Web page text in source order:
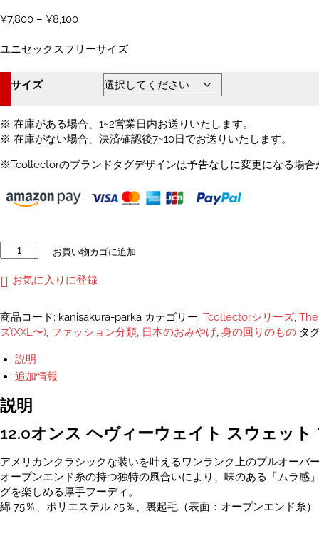
¥7,800 – ¥8,100価
帯:
¥8,100
ユニセックスフリーサイズ
サイズ
※ 在庫がある場合、1~2営業日内お送りいたします。
※ 在庫がない場合、決済確認後7~10日でお送りいたします。
※Tcollectorのブランドタグデザインは予告なしに変更になる場合
ニ
と
ら
12.0
ス
ヘ
ヴ
ィ
ー
ウ
ェ
イ
ト
お買い物カゴに追加
お気に入りに登録
商品コード: kanisakura-parka カテゴリー: Tcollectorシリーズ,
ズ(XXL〜), ファッション分類, 日本のおみやげ, 身の回りのもの タ
説明
追加情報
説明
12.0オンス ヘヴィーウェイト スウェッ
アメリカンクラシックな装いを叶えるワンランク上のプルオーバ
オープンエンド糸の持つ独特の風合いにより、味のある「ムラ
グを楽しめる厚手フーディ。
綿 75％、ポリエステル 25％、裏起毛（表面：オープンエンド糸）